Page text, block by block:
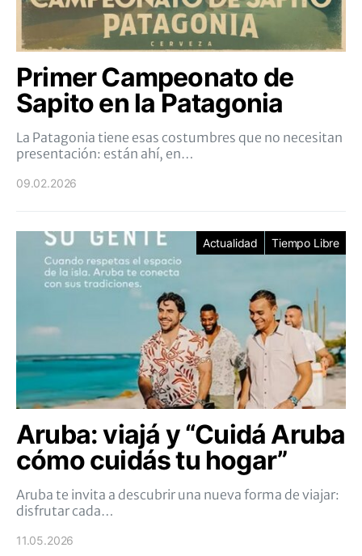
Primer Campeonato de
Sapito en la Patagonia
La Patagonia tiene esas costumbres que no necesitan
presentación: están ahí, en…
09.02.2026
Actualidad Tiempo Libre
Aruba: viajá y “Cuidá Aruba
cómo cuidás tu hogar”
Aruba te invita a descubrir una nueva forma de viajar:
disfrutar cada…
11.05.2026